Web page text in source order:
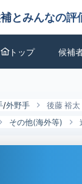
フト候補とみんな
の評価
トップ 候補
/外野手
後藤 裕太
その他(海外等)